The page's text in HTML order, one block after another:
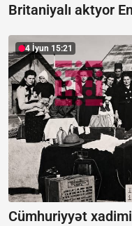
Britaniyalı aktyor
4 İyun 15:21
Cümhuriyyət